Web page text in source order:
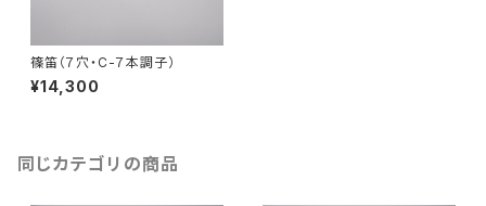
篠笛（７穴・C-７本調子）
¥14,300
同じカテゴリの商品